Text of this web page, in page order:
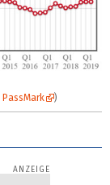
PassMark )